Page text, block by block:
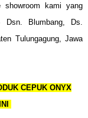
kami yang
Blumbang, Ds.
Tulungagung, Jawa
CEPUK ONYX